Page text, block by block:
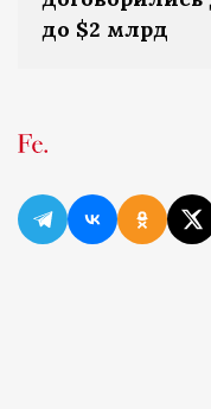
до $2 млрд